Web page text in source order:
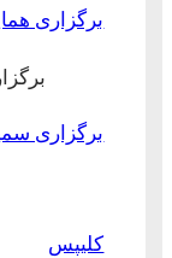
برگزاری
برگزاری
کلیپس